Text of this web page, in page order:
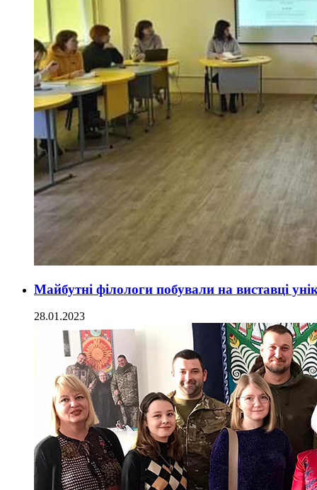
Майбутні філологи побували на виставці
28.01.2023